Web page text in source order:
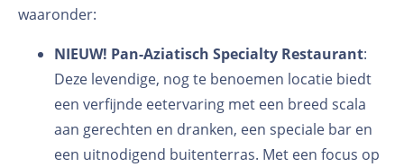
waaronder:
NIEUW! Pan-Aziatisch Specialty Restaurant:
Deze levendige, nog te benoemen locatie biedt
een verfijnde eetervaring met een breed scala
aan gerechten en dranken, een speciale bar en
een uitnodigend buitenterras. Met een focus op